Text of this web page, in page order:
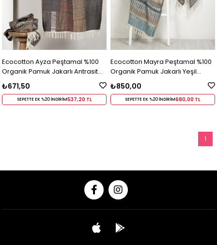
Ecocotton Ayza Peştamal %100
Organik Pamuk Jakarlı Antrasit
₺671,50
SEPETTE EK %20 İNDİRİM537,20 TL
Ecocotton Mayra Peştamal %100
Organik Pamuk Jakarlı Yeşil
₺850,00
SEPETTE EK %20 İNDİRİM680,00 TL
1